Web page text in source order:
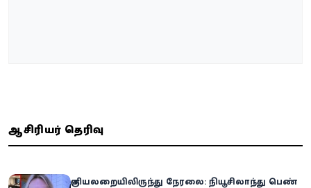
ஆசிரியர் தெரிவு
குளியலறையிலிருந்து நேரலை: நியூசிலாந்து பெண்